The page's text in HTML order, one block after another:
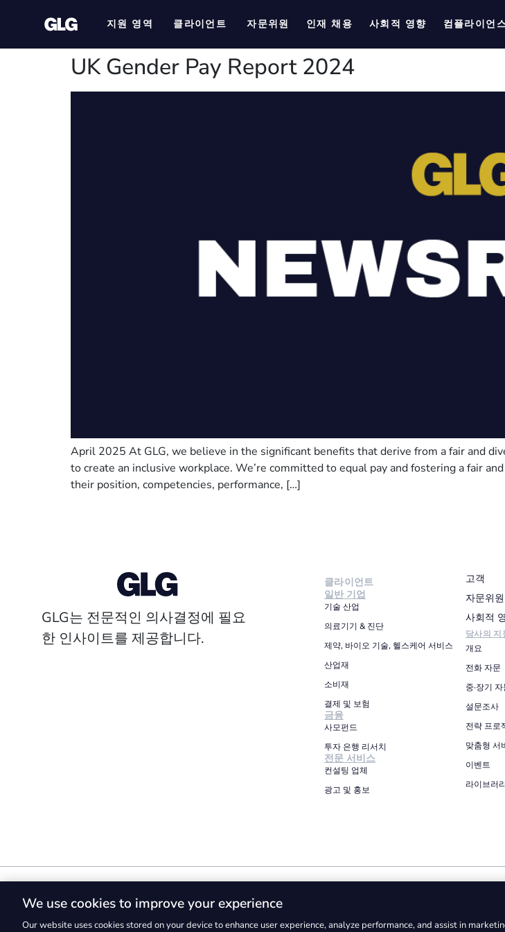
지원 영역 클라이언트 자문위원 인재 채용 사회적 영향 컴플라이언
UK Gender Pay Report 2024
April 2025 At GLG, we believe in the significant benefits that derive from a fair and
to create an inclusive workplace. We’re committed to equal pay and fostering a fair
their position, competencies, performance, […]
GLG는 전문적인 의사결정에 필요
한 인사이트를 제공합니다.
클라이언트
일반 기업
기술 산업
의료기기 & 진단
제약, 바이오 기술, 헬스케어 서비스
산업재
소비재
결제 및 보험
금융
사모펀드
투자 은행 리서치
전문 서비스
컨설팅 업체
광고 및 홍보
고객
자문위
사회적
당사의 지
개요
전화 자문
중·장기 자
설문조사
전략 프로
맞춤형 서
이벤트
라이브러
GLG® 및 GLG 로고에 해당하는 상표권은 일체 Gerson Lehrman Group, Inc.에
We use cookies to improve your experience
Our website uses cookies stored on your device to enhance user experience, analyze performance, and assist in